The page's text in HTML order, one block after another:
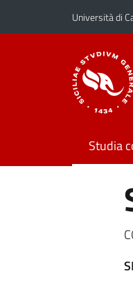
Vai al contenuto
Vai al menu diUniversità di
Studia